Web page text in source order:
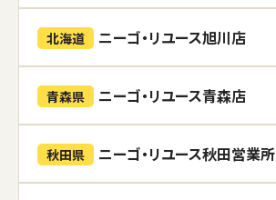
北海道 ニーゴ・リユース旭川店
青森県 ニーゴ・リユース青森店
秋田県 ニーゴ・リユース秋田営業所